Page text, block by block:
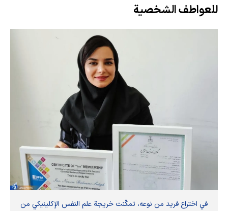
للعواطف الشخصية
في اختراع فريد من نوعه، تمكّنت خريجة علم النفس الإكلينيكي من